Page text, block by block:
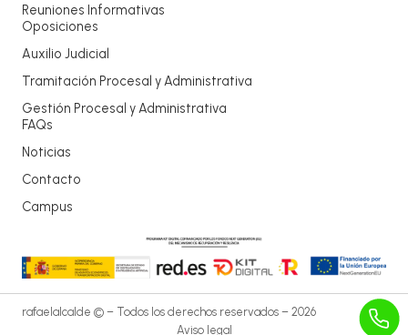
Reuniones Informativas
Oposiciones
Auxilio Judicial
Tramitación Procesal y Administrativa
Gestión Procesal y Administrativa
FAQs
Noticias
Contacto
Campus
rafaelalcalde © – Todos los derechos reservados – 2026
Aviso legal